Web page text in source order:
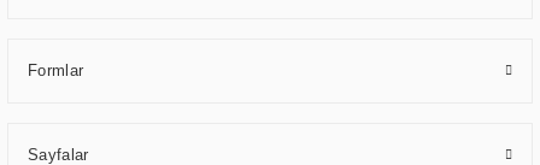
Formlar
Sayfalar